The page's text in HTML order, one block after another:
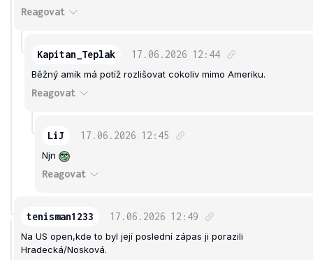
Reagovat
Kapitan_Teplak 17.06.2026 12:44
Běžný amík má potíž rozlišovat cokoliv mimo Ameriku.
Reagovat
LiJ 17.06.2026 12:45
Njn
Reagovat
tenisman1233 17.06.2026 12:49
Na US open,kde to byl její poslední zápas ji porazili
Hradecká/Nosková.